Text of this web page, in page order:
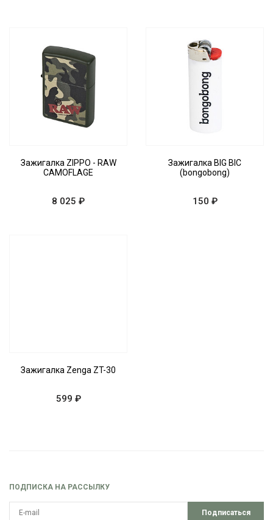
Зажигалка ZIPPO - RAW
CAMOFLAGE
8 025 ₽
Зажигалка BIG BIC
(bongobong)
150 ₽
Зажигалка Zenga ZT-30
599 ₽
ПОДПИСКА НА РАССЫЛКУ
Подписаться